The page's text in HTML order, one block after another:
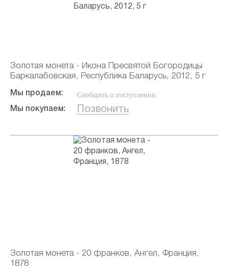
Золотая монета - Икона Пресвятой Богородицы
Баркалабовская, Республика Баларусь, 2012, 5 г
Мы продаем: Сообщить о поступлении
Мы покупаем: Позвонить
Золотая монета - 20 франков, Ангел, Франция,
1878